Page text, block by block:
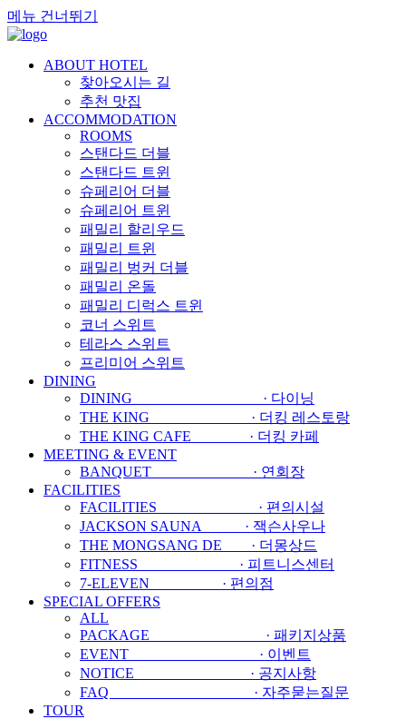
메뉴 건너뛰기
ABOUT HOTEL
찾아오시는 길
추천 맛집
ACCOMMODATION
ROOMS
스탠다드 더블
스탠다드 트윈
슈페리어 더블
슈페리어 트윈
패밀리 할리우드
패밀리 트윈
패밀리 벙커 더블
패밀리 온돌
패밀리 디럭스 트윈
코너 스위트
테라스 스위트
프리미어 스위트
DINING
DINING · 다이닝
THE KING · 더킹 레스토랑
THE KING CAFE · 더킹 카페
MEETING & EVENT
BANQUET · 연회장
FACILITIES
FACILITIES · 편의시설
JACKSON SAUNA · 잭슨사우나
THE MONGSANG DE · 더몽상드
FITNESS · 피트니스센터
7-ELEVEN · 편의점
SPECIAL OFFERS
ALL
PACKAGE · 패키지상품
EVENT · 이벤트
NOTICE · 공지사항
FAQ · 자주묻는질문
TOUR